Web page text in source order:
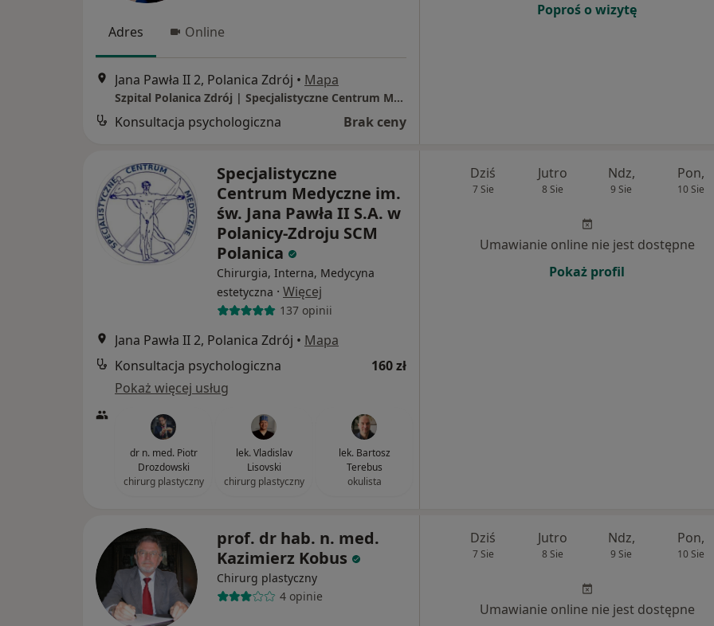
Adres Online
Jana Pawła II 2, Polanica Zdrój • Mapa
Szpital Polanica Zdrój | Specjalistyczne Centrum Medyczne im. Jana Pawła II S.A.
Konsultacja psychologiczna Brak ceny
Poproś o wizytę
Specjalistyczne
Centrum Medyczne im.
św. Jana Pawła II S.A. w
Polanicy-Zdroju SCM
Polanica
Chirurgia, Interna, Medycyna
estetyczna · Więcej
137 opinii
Jana Pawła II 2, Polanica Zdrój • Mapa
Konsultacja psychologiczna
160 zł
Pokaż więcej usług
dr n. med. Piotr
Drozdowski
chirurg plastyczny
lek. Vladislav
Lisovski
chirurg plastyczny
lek. Bartosz
Terebus
okulista
Dziś
7 Sie
Jutro
8 Sie
Ndz,
9 Sie
Pon,
10 Sie
Umawianie online nie jest dostępne
Pokaż profil
prof. dr hab. n. med.
Kazimierz Kobus
Chirurg plastyczny
4 opinie
Dziś
7 Sie
Jutro
8 Sie
Ndz,
9 Sie
Pon,
10 Sie
Umawianie online nie jest dostępne